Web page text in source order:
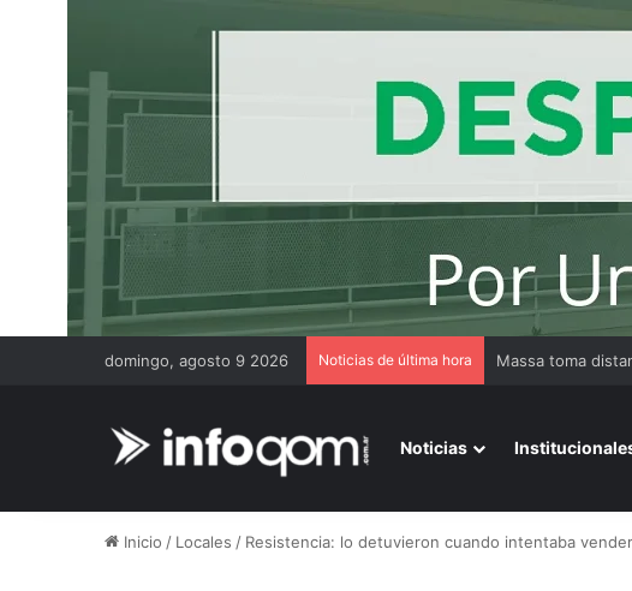
domingo, agosto 9 2026 Noticias de última hora Gendarmería
Noticias
Inicio / Locales / Resistencia: lo detuvieron cuando intentaba